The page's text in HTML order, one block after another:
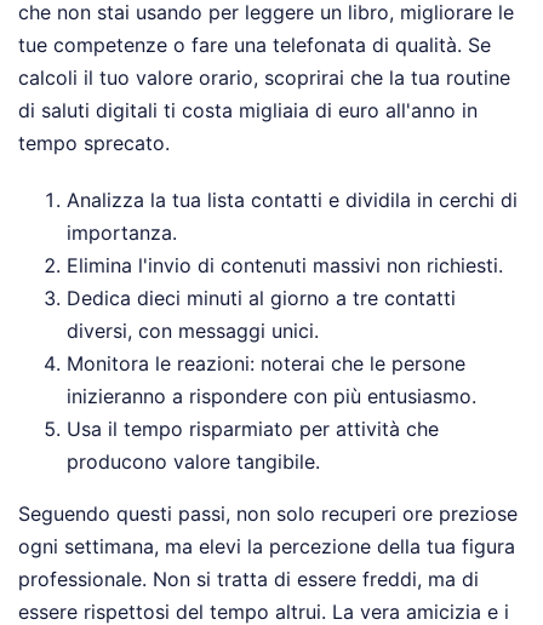
che non stai usando per leggere un libro, migliorare le
tue competenze o fare una telefonata di qualità. Se
calcoli il tuo valore orario, scoprirai che la tua routine
di saluti digitali ti costa migliaia di euro all'anno in
tempo sprecato.
Analizza la tua lista contatti e dividila in cerchi di
importanza.
Elimina l'invio di contenuti massivi non richiesti.
Dedica dieci minuti al giorno a tre contatti
diversi, con messaggi unici.
Monitora le reazioni: noterai che le persone
inizieranno a rispondere con più entusiasmo.
Usa il tempo risparmiato per attività che
producono valore tangibile.
Seguendo questi passi, non solo recuperi ore preziose
ogni settimana, ma elevi la percezione della tua figura
professionale. Non si tratta di essere freddi, ma di
essere rispettosi del tempo altrui. La vera amicizia e i